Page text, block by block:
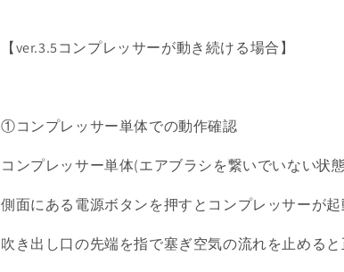
【ver.3.5コンプレッサーが動き続ける場合】
①コンプレッサー単体での動作確認
コンプレッサー単体(エアブラシを繋いでいない状
側面にある電源ボタンを押すとコンプレッサーが
吹き出し口の先端を指で塞ぎ空気の流れを止める